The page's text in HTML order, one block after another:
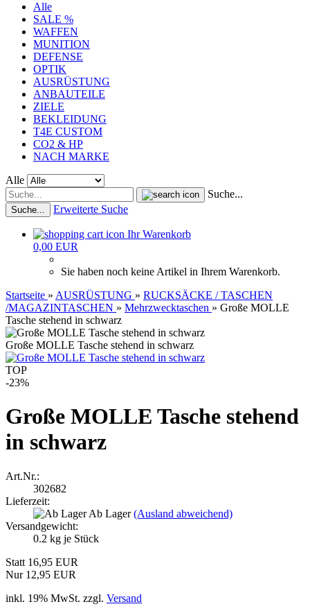
Alle
SALE %
WAFFEN
MUNITION
DEFENSE
OPTIK
AUSRÜSTUNG
ANBAUTEILE
ZIELE
BEKLEIDUNG
T4E CUSTOM
CO2 & HP
NACH MARKE
Alle
Suche...
Suche... Erweiterte Suche
Ihr Warenkorb
0,00 EUR
Sie haben noch keine Artikel in Ihrem Warenkorb.
Startseite » AUSRÜSTUNG » RUCKSÄCKE / TASCHEN
/MAGAZINTASCHEN » Mehrzwecktaschen » Große MOLLE
Tasche stehend in schwarz
Große MOLLE Tasche stehend in schwarz
TOP
-23%
Große MOLLE Tasche stehend
in schwarz
Art.Nr.:
302682
Lieferzeit:
Ab Lager(Ausland abweichend)
Versandgewicht:
0.2 kg je Stück
Statt 16,95 EUR
Nur 12,95 EUR
inkl. 19% MwSt. zzgl. Versand